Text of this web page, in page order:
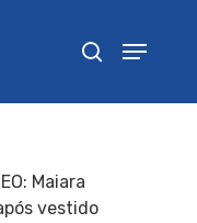
Maiara
vestido